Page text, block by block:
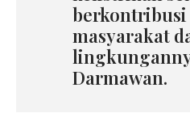
berkontribusi
masyarakat
Darmawan.